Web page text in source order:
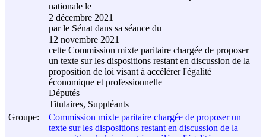
nationale le
2 décembre 2021
par le Sénat dans sa séance du
12 novembre 2021
cette Commission mixte paritaire chargée de proposer
un texte sur les dispositions restant en discussion de la
proposition de loi visant à accélérer l'égalité
économique et professionnelle
Députés
Titulaires, Suppléants
Groupe:
Commission mixte paritaire chargée de proposer un
texte sur les dispositions restant en discussion de la